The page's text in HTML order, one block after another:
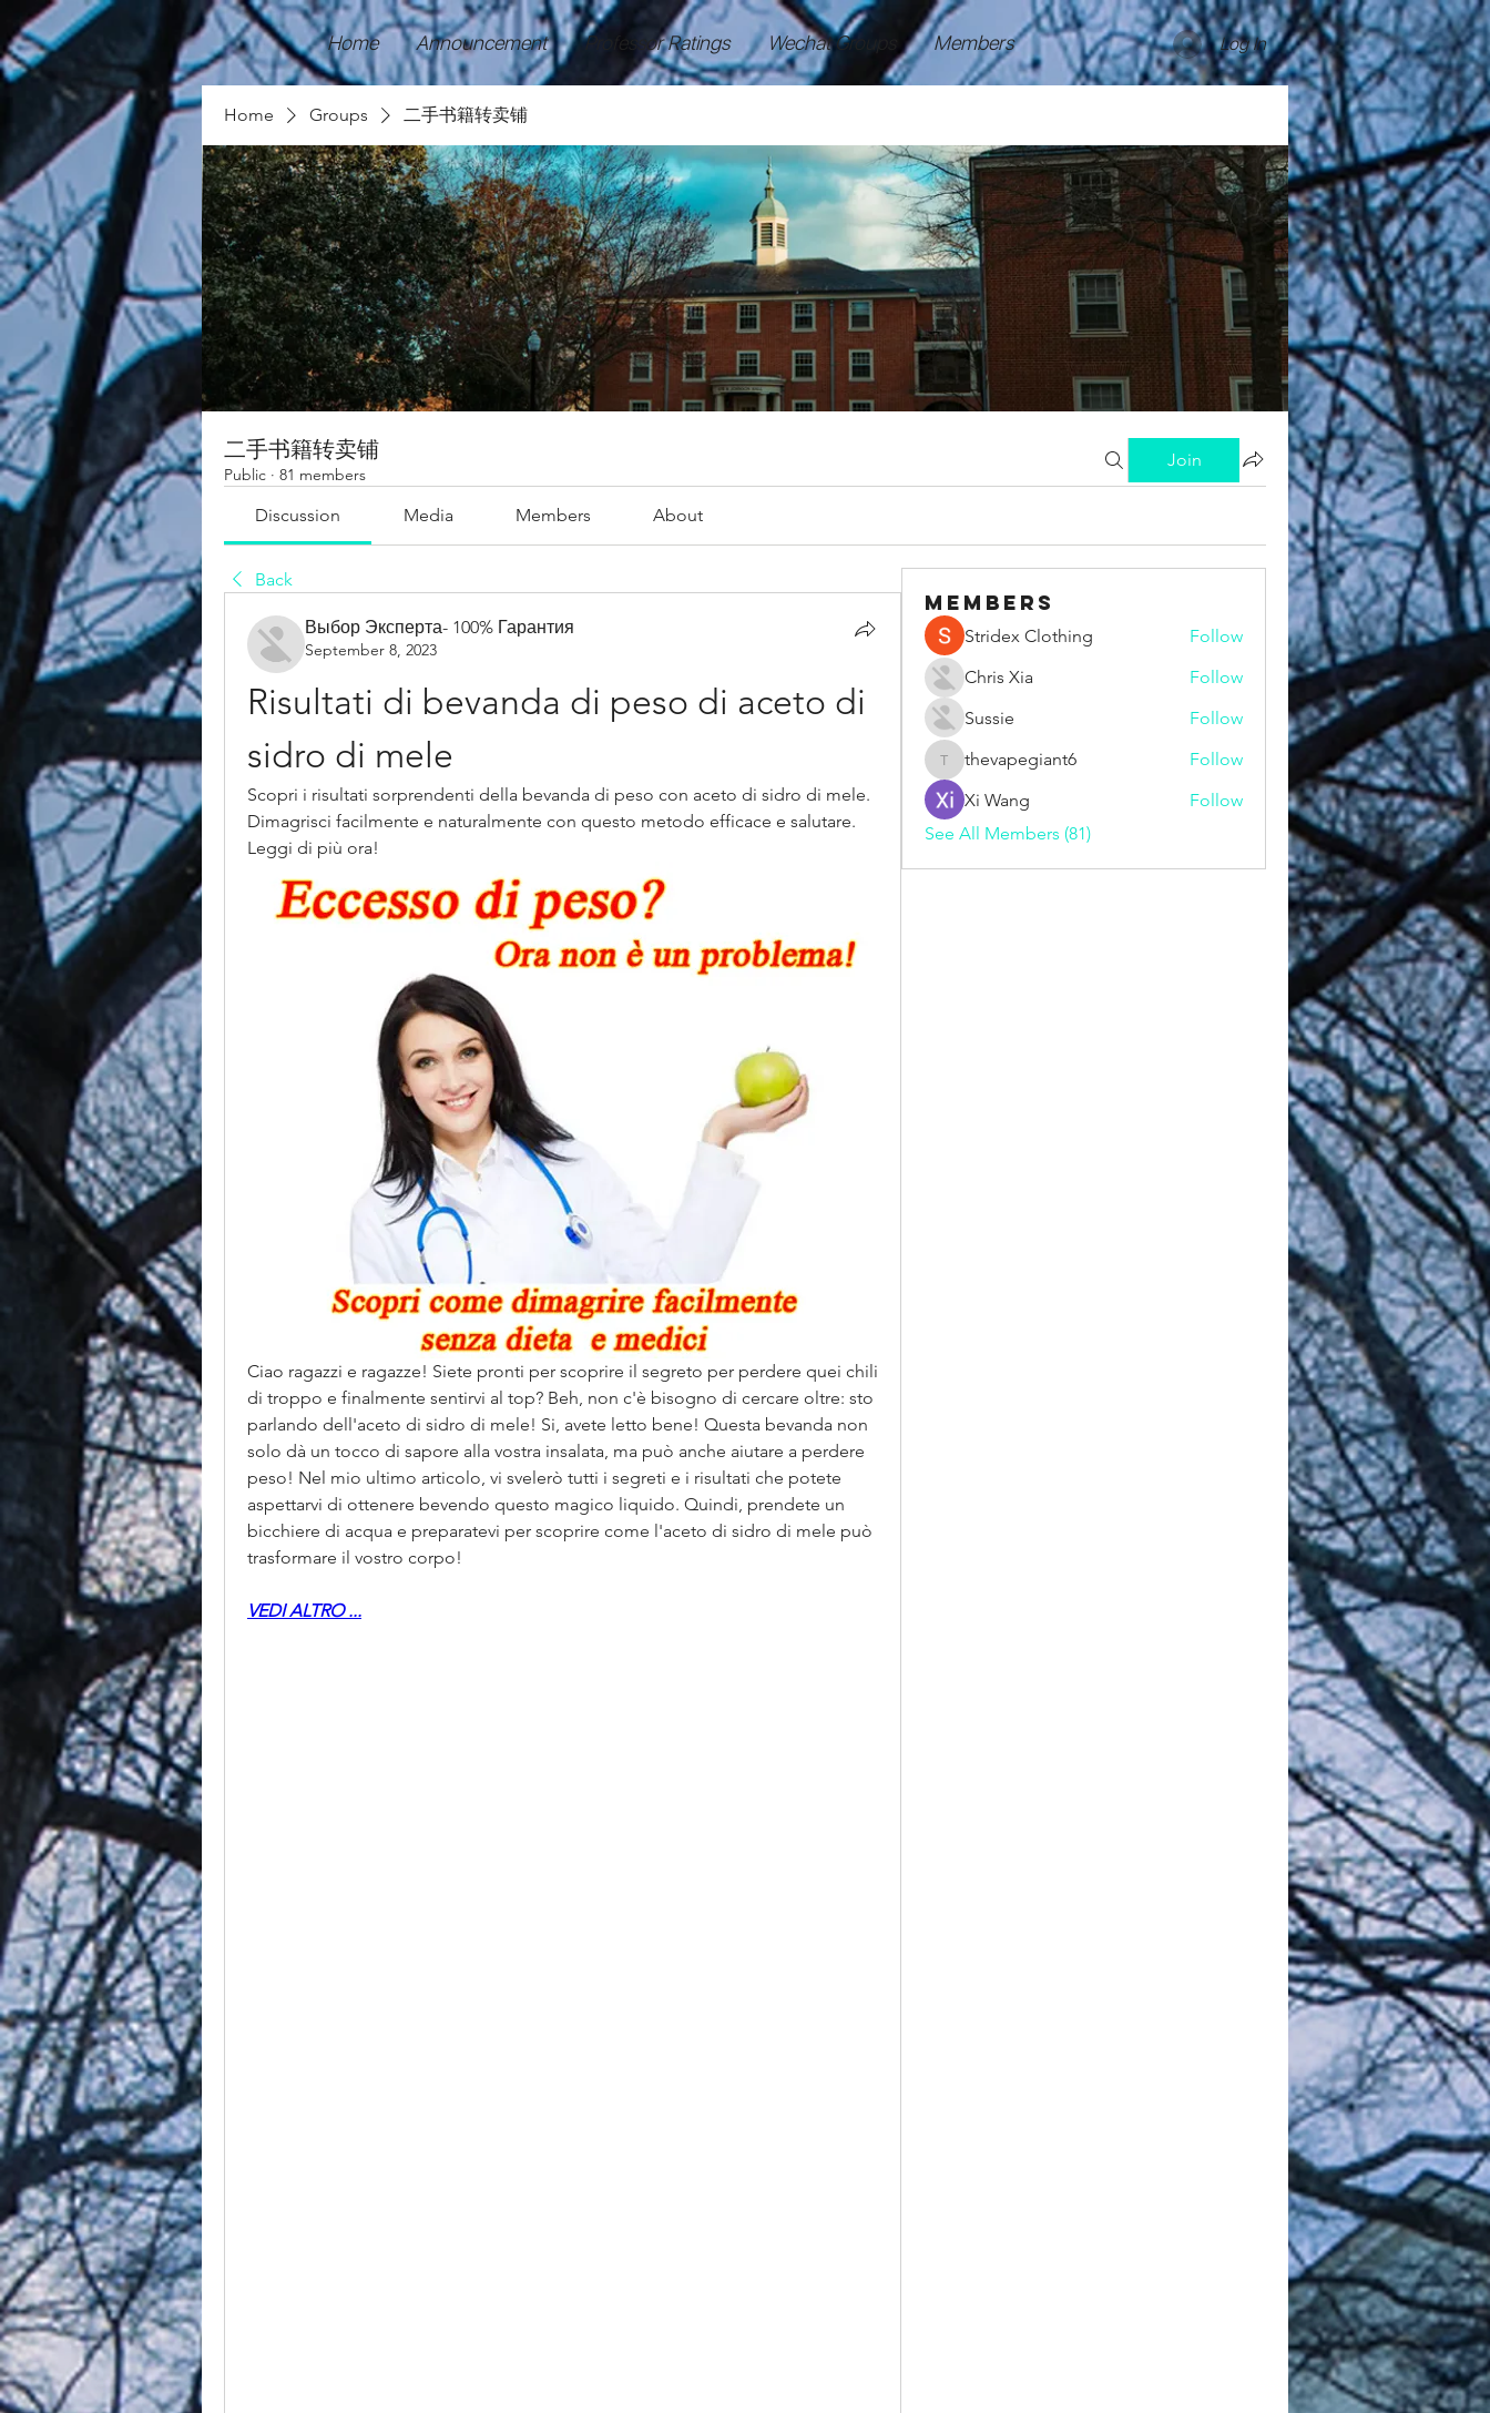
Home Announcement Professor Ratings Wechat Groups Members Log In
Home Groups 二手书籍转卖铺
二手书籍转卖铺
Public · 81 members
Join
Discussion Media Members About
Back
Выбор Эксперта- 100% Гарантия
September 8, 2023
Risultati di bevanda di peso di aceto di
sidro di mele
Scopri i risultati sorprendenti della bevanda di peso con aceto di sidro di mele.
Dimagrisci facilmente e naturalmente con questo metodo efficace e salutare.
Leggi di più ora!
Ciao ragazzi e ragazze! Siete pronti per scoprire il segreto per perdere quei chili
di troppo e finalmente sentirvi al top? Beh, non c'è bisogno di cercare oltre: sto
parlando dell'aceto di sidro di mele! Si, avete letto bene! Questa bevanda non
solo dà un tocco di sapore alla vostra insalata, ma può anche aiutare a perdere
peso! Nel mio ultimo articolo, vi svelerò tutti i segreti e i risultati che potete
aspettarvi di ottenere bevendo questo magico liquido. Quindi, prendete un
bicchiere di acqua e preparatevi per scoprire come l'aceto di sidro di mele può
trasformare il vostro corpo!
VEDI ALTRO ...
Members
Stridex Clothing
Follow
Chris Xia
Follow
Sussie
Follow
thevapegiant6
thevapegiant6
Follow
Xi Wang
Follow
See All Members (81)